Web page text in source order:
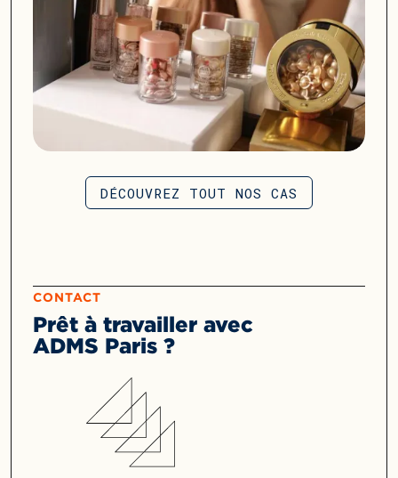
DÉCOUVREZ TOUT NOS CAS
CONTACT
Prêt à travailler avec
ADMS Paris ?